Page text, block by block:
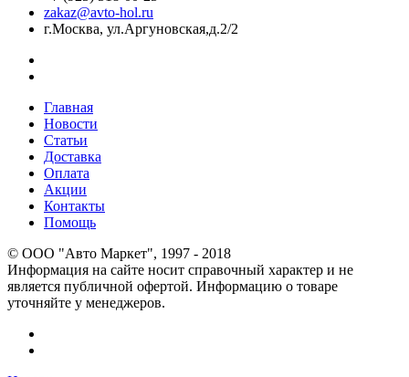
zakaz@avto-hol.ru
г.Москва, ул.Аргуновская,д.2/2
Главная
Новости
Статьи
Доставка
Оплата
Акции
Контакты
Помощь
© OOO "Авто Маркет", 1997 - 2018
Информация на сайте носит справочный характер и не
является публичной офертой. Информацию о товаре
уточняйте у менеджеров.